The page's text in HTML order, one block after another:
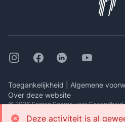
Deze activiteit is al
InstagramFacebookLinkedinYoutube
Toegankelijkheid Algemene
Over deze website
© 2026 Samen Scoren voor